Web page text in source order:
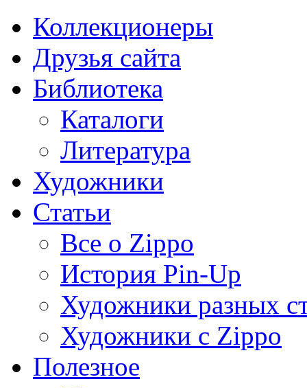
Коллекционеры
Друзья сайта
Библиотека
Каталоги
Литература
Художники
Статьи
Все о Zippo
История Pin-Up
Художники разных
Художники с Zippo
Полезное